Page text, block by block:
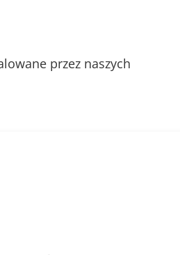
przez naszych